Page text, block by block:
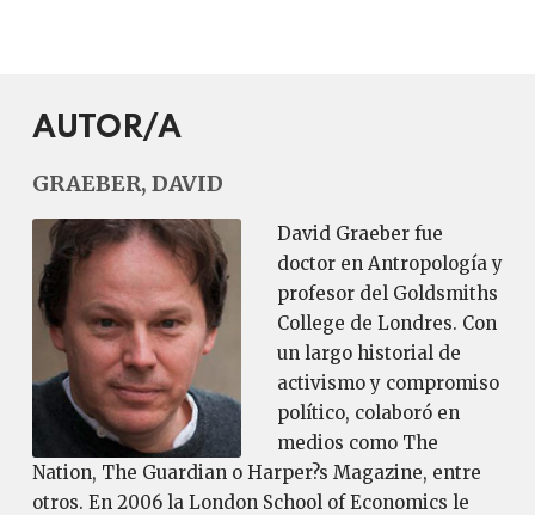
AUTOR/A
GRAEBER, DAVID
David Graeber fue
doctor en Antropología y
profesor del Goldsmiths
College de Londres. Con
un largo historial de
activismo y compromiso
político, colaboró en
medios como The
Nation, The Guardian o Harper?s Magazine, entre
otros. En 2006 la London School of Economics le